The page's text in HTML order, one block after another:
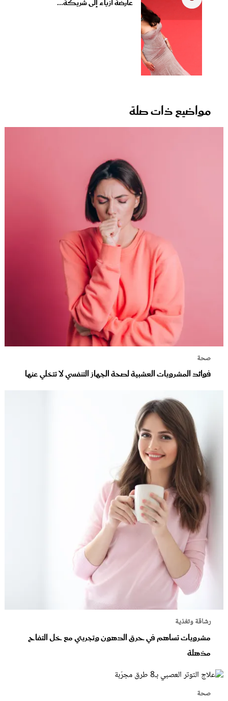
عارضة أزياء إلى شريكة...
مواضيع ذات صلة
صحة
فوائد المشروبات العشبية لصحة الجهاز التنفسي لا تتخلي عنها
رشاقة وتغذية
مشروبات تساهم في حرق الدهون وتجربتي مع خل التفاح
مذهلة
صحة